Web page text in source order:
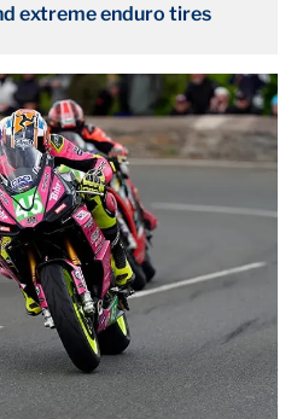
extreme enduro tires